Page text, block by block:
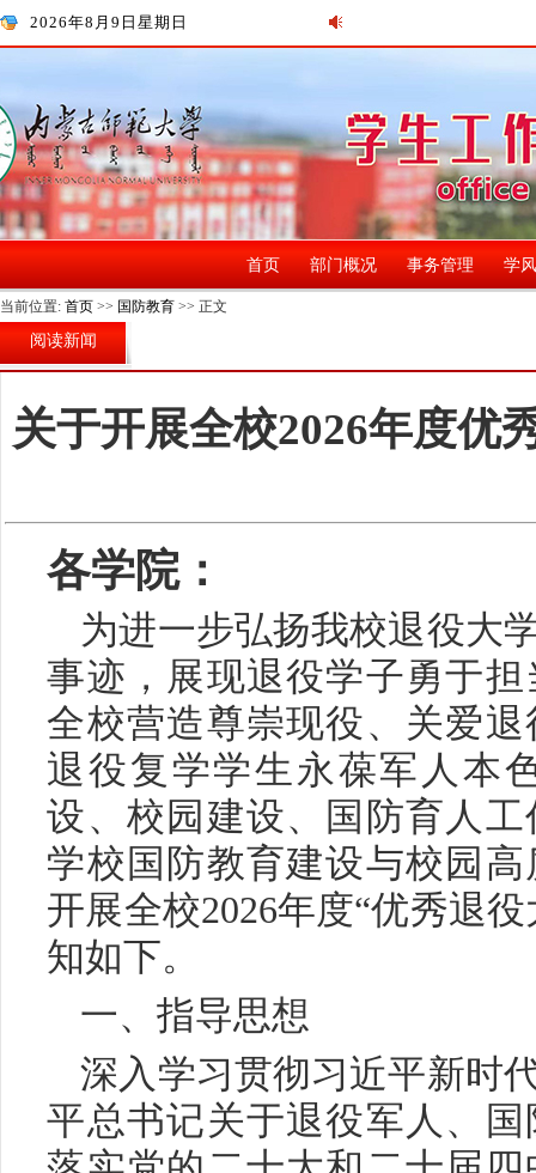
2026年8月9日星期日
首页 部门概况 事务管理 学
当前位置: 首页 >> 国防教育 >> 正文
阅读新闻
关于开展全校2026年度优
各学院：
为进一步弘扬我校退役大
事迹，展现退役学子勇于
全校营造尊崇现役、关爱
退役复学学生永葆军人本
设、校园建设、国防育人
学校国防教育建设与校园
开展全校2026年度“优秀退
知如下。
一、指导思想
深入学习贯彻习近平新时
平总书记关于退役军人、